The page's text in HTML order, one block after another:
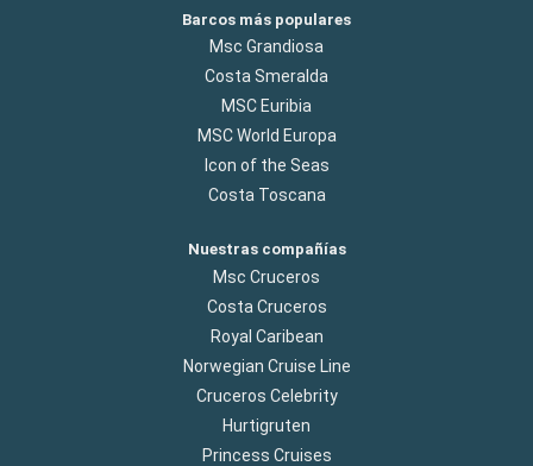
Barcos más populares
Msc Grandiosa
Costa Smeralda
MSC Euribia
MSC World Europa
Icon of the Seas
Costa Toscana
Nuestras compañías
Msc Cruceros
Costa Cruceros
Royal Caribean
Norwegian Cruise Line
Cruceros Celebrity
Hurtigruten
Princess Cruises